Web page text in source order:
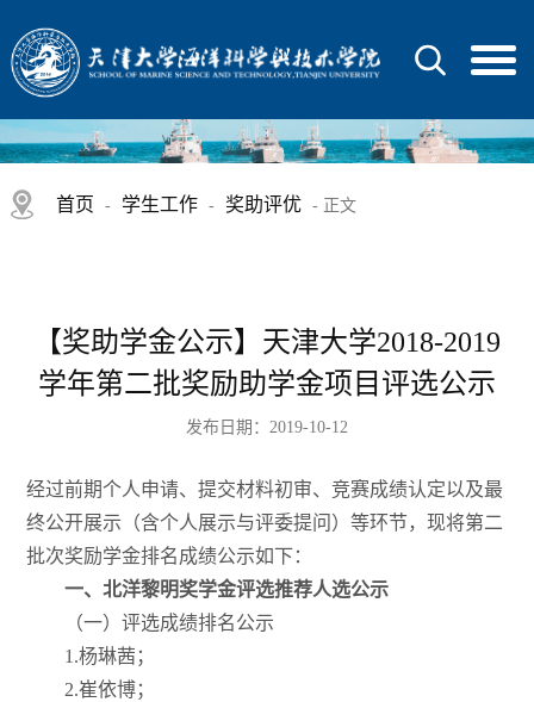
首页 - 学生工作 - 奖助评优 - 正文
【奖助学金公示】天津大学2018-2019
学年第二批奖励助学金项目评选公示
发布日期：2019-10-12
经过前期个人申请、提交材料初审、竞赛成绩认定以及最
终公开展示（含个人展示与评委提问）等环节，现将第二
批次奖励学金排名成绩公示如下：
一、北洋黎明奖学金评选推荐人选公示
（一）评选成绩排名公示
1.杨琳茜；
2.崔依博；